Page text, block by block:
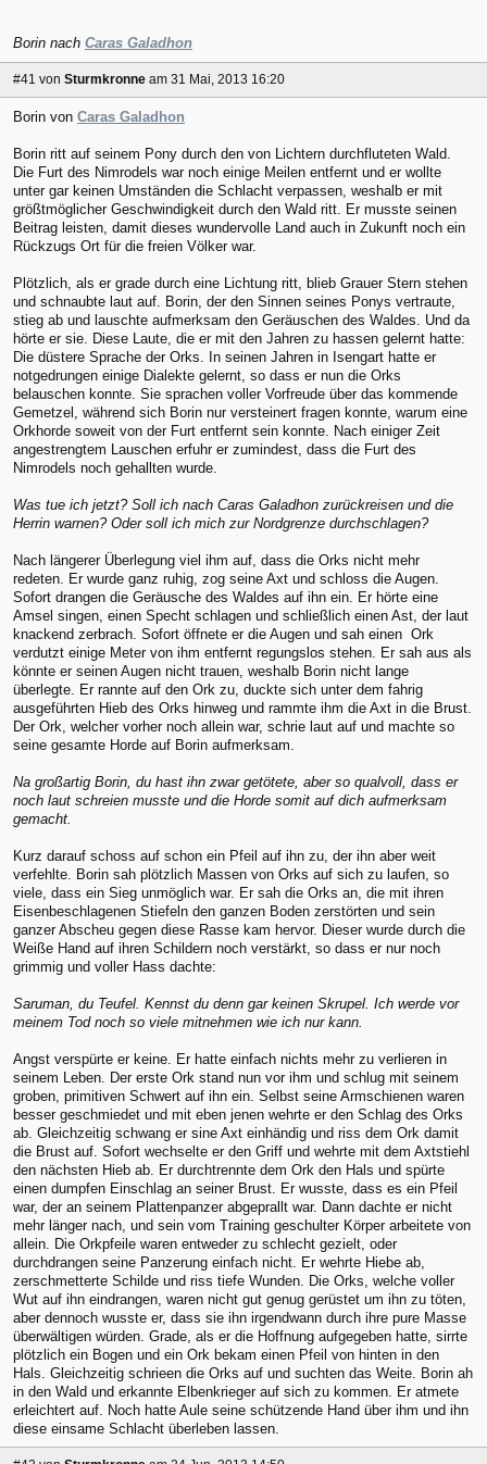
Borin nach Caras Galadhon
#41 von Sturmkronne am 31 Mai, 2013 16:20
Borin von Caras Galadhon
Borin ritt auf seinem Pony durch den von Lichtern durchfluteten Wald.
Die Furt des Nimrodels war noch einige Meilen entfernt und er wollte
unter gar keinen Umständen die Schlacht verpassen, weshalb er mit
größtmöglicher Geschwindigkeit durch den Wald ritt. Er musste seinen
Beitrag leisten, damit dieses wundervolle Land auch in Zukunft noch ein
Rückzugs Ort für die freien Völker war.
Plötzlich, als er grade durch eine Lichtung ritt, blieb Grauer Stern stehen
und schnaubte laut auf. Borin, der den Sinnen seines Ponys vertraute,
stieg ab und lauschte aufmerksam den Geräuschen des Waldes. Und da
hörte er sie. Diese Laute, die er mit den Jahren zu hassen gelernt hatte:
Die düstere Sprache der Orks. In seinen Jahren in Isengart hatte er
notgedrungen einige Dialekte gelernt, so dass er nun die Orks
belauschen konnte. Sie sprachen voller Vorfreude über das kommende
Gemetzel, während sich Borin nur versteinert fragen konnte, warum eine
Orkhorde soweit von der Furt entfernt sein konnte. Nach einiger Zeit
angestrengtem Lauschen erfuhr er zumindest, dass die Furt des
Nimrodels noch gehallten wurde.
Was tue ich jetzt? Soll ich nach Caras Galadhon zurückreisen und die
Herrin warnen? Oder soll ich mich zur Nordgrenze durchschlagen?
Nach längerer Überlegung viel ihm auf, dass die Orks nicht mehr
redeten. Er wurde ganz ruhig, zog seine Axt und schloss die Augen.
Sofort drangen die Geräusche des Waldes auf ihn ein. Er hörte eine
Amsel singen, einen Specht schlagen und schließlich einen Ast, der laut
knackend zerbrach. Sofort öffnete er die Augen und sah einen Ork
verdutzt einige Meter von ihm entfernt regungslos stehen. Er sah aus als
könnte er seinen Augen nicht trauen, weshalb Borin nicht lange
überlegte. Er rannte auf den Ork zu, duckte sich unter dem fahrig
ausgeführten Hieb des Orks hinweg und rammte ihm die Axt in die Brust.
Der Ork, welcher vorher noch allein war, schrie laut auf und machte so
seine gesamte Horde auf Borin aufmerksam.
Na großartig Borin, du hast ihn zwar getötete, aber so qualvoll, dass er
noch laut schreien musste und die Horde somit auf dich aufmerksam
gemacht.
Kurz darauf schoss auf schon ein Pfeil auf ihn zu, der ihn aber weit
verfehlte. Borin sah plötzlich Massen von Orks auf sich zu laufen, so
viele, dass ein Sieg unmöglich war. Er sah die Orks an, die mit ihren
Eisenbeschlagenen Stiefeln den ganzen Boden zerstörten und sein
ganzer Abscheu gegen diese Rasse kam hervor. Dieser wurde durch die
Weiße Hand auf ihren Schildern noch verstärkt, so dass er nur noch
grimmig und voller Hass dachte:
Saruman, du Teufel. Kennst du denn gar keinen Skrupel. Ich werde vor
meinem Tod noch so viele mitnehmen wie ich nur kann.
Angst verspürte er keine. Er hatte einfach nichts mehr zu verlieren in
seinem Leben. Der erste Ork stand nun vor ihm und schlug mit seinem
groben, primitiven Schwert auf ihn ein. Selbst seine Armschienen waren
besser geschmiedet und mit eben jenen wehrte er den Schlag des Orks
ab. Gleichzeitig schwang er sine Axt einhändig und riss dem Ork damit
die Brust auf. Sofort wechselte er den Griff und wehrte mit dem Axtstiehl
den nächsten Hieb ab. Er durchtrennte dem Ork den Hals und spürte
einen dumpfen Einschlag an seiner Brust. Er wusste, dass es ein Pfeil
war, der an seinem Plattenpanzer abgeprallt war. Dann dachte er nicht
mehr länger nach, und sein vom Training geschulter Körper arbeitete von
allein. Die Orkpfeile waren entweder zu schlecht gezielt, oder
durchdrangen seine Panzerung einfach nicht. Er wehrte Hiebe ab,
zerschmetterte Schilde und riss tiefe Wunden. Die Orks, welche voller
Wut auf ihn eindrangen, waren nicht gut genug gerüstet um ihn zu töten,
aber dennoch wusste er, dass sie ihn irgendwann durch ihre pure Masse
überwältigen würden. Grade, als er die Hoffnung aufgegeben hatte, sirrte
plötzlich ein Bogen und ein Ork bekam einen Pfeil von hinten in den
Hals. Gleichzeitig schrieen die Orks auf und suchten das Weite. Borin ah
in den Wald und erkannte Elbenkrieger auf sich zu kommen. Er atmete
erleichtert auf. Noch hatte Aule seine schützende Hand über ihm und ihn
diese einsame Schlacht überleben lassen.